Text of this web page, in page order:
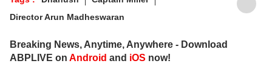
Director Arun Madheswaran
Breaking News, Anytime, Anywhere - Download
ABPLIVE on Android and iOS now!